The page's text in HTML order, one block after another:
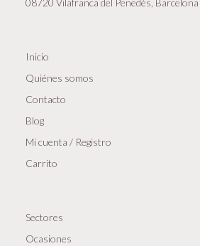
Inicio
Quiénes somos
Contacto
Blog
Mi cuenta / Registro
Carrito
Sectores
Ocasiones